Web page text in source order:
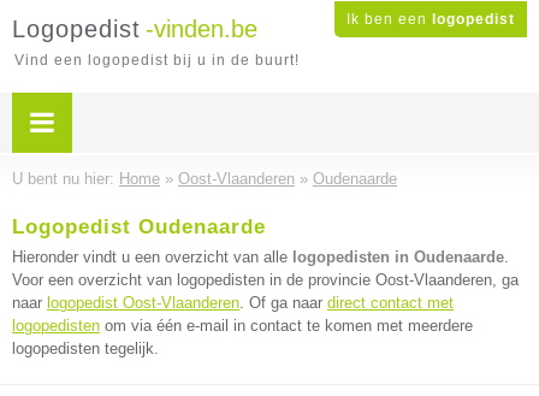
Ik ben een logopedist
Logopedist -vinden.be
Vind een logopedist bij u in de buurt!
U bent nu hier: Home » Oost-Vlaanderen » Oudenaarde
Logopedist Oudenaarde
Hieronder vindt u een overzicht van alle logopedisten in Oudenaarde.
Voor een overzicht van logopedisten in de provincie Oost-Vlaanderen, ga
naar logopedist Oost-Vlaanderen. Of ga naar direct contact met
logopedisten om via één e-mail in contact te komen met meerdere
logopedisten tegelijk.